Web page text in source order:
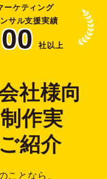
ーケティング
サル支援実績
社以上
社様向
作実
紹介
ことなら、